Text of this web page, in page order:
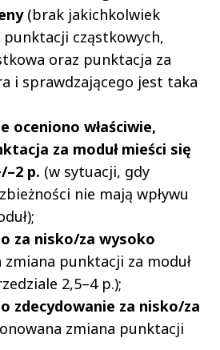
(brak jakichkolwiek
cząstkowych,
oraz punktacja za
i sprawdzającego jest taka
oceniono właściwie,
za moduł mieści się
–2 p. (w sytuacji, gdy
nie mają wpływu
za nisko/za wysoko
punktacji za moduł
2,5–4 p.);
zdecydowanie za nisko/za
zmiana punktacji